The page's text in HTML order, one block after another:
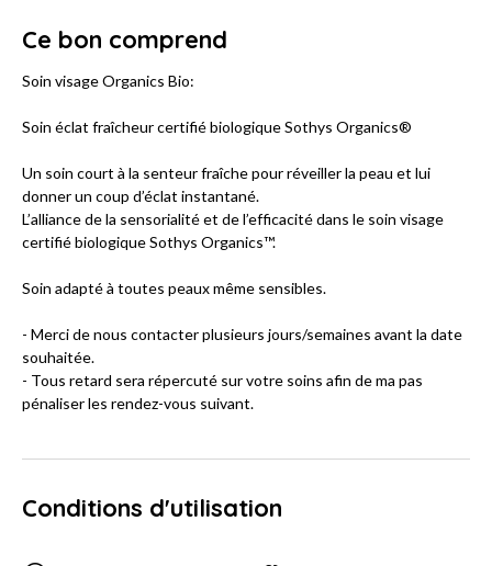
Ce bon comprend
Soin visage Organics Bio:
Soin éclat fraîcheur certifié biologique Sothys Organics®
Un soin court à la senteur fraîche pour réveiller la peau et lui
donner un coup d’éclat instantané.
L’alliance de la sensorialité et de l’efficacité dans le soin visage
certifié biologique Sothys Organics™.
Soin adapté à toutes peaux même sensibles.
- Merci de nous contacter plusieurs jours/semaines avant la date
souhaitée.
- Tous retard sera répercuté sur votre soins afin de ma pas
pénaliser les rendez-vous suivant.
Conditions d'utilisation